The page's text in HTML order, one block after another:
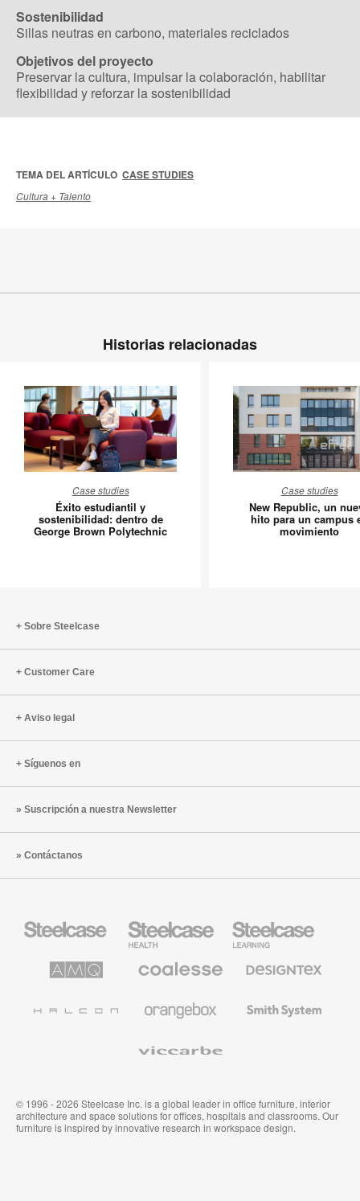
Sostenibilidad
Sillas neutras en carbono, materiales reciclados
Objetivos del proyecto
Preservar la cultura, impulsar la colaboración, habilitar
flexibilidad y reforzar la sostenibilidad
TEMA DEL ARTÍCULO CASE STUDIES
Cultura + Talento
Historias relacionadas
estudiantil
y
sostenibilidad:
Case studies
Éxito estudiantil y
sostenibilidad: dentro de
George Brown Polytechnic
un
nuevo
Case studies
New Republic, un
hito para un campus
movimiento
Sobre Steelcase
Customer Care
Aviso legal
Síguenos en
Suscripción a nuestra Newsletter
Contáctanos
Steelcase
para
sanidad
Steelcase
para
educación
Steelcase
Solutions
premium
System
© 1996 - 2026 Steelcase Inc. is a global leader in office furniture, interior
architecture and space solutions for offices, hospitals and classrooms. Our
furniture is inspired by innovative research in workspace design.